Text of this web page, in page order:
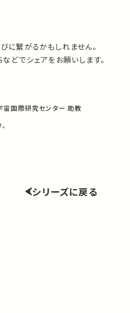
に繋がるかもしれません。
どでシェアをお願いします。
宙国際研究センター 助教
シリーズに戻る